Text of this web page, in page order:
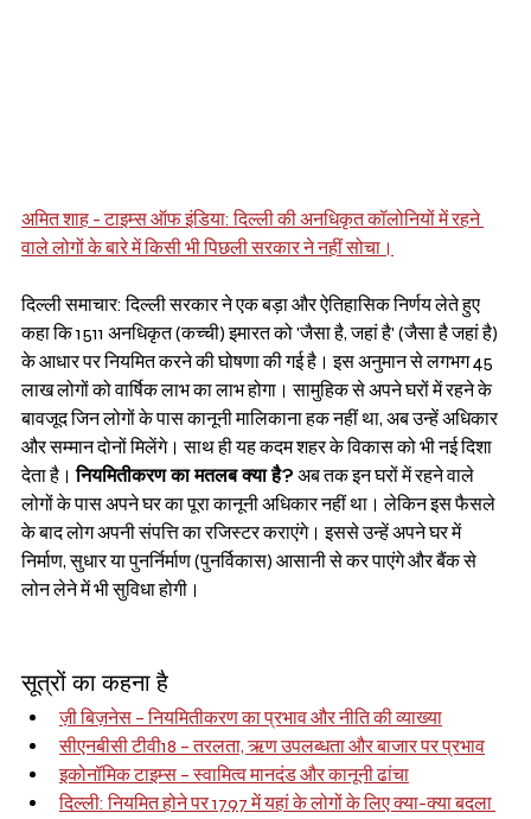
अमित शाह - टाइम्स ऑफ इंडिया: दिल्ली की अनधिकृत कॉलोनियों में रहने
वाले लोगों के बारे में किसी भी पिछली सरकार ने नहीं सोचा।
दिल्ली समाचार: दिल्ली सरकार ने एक बड़ा और ऐतिहासिक निर्णय लेते हुए
कहा कि 1511 अनधिकृत (कच्ची) इमारत को 'जैसा है, जहां है' (जैसा है जहां है)
के आधार पर नियमित करने की घोषणा की गई है। इस अनुमान से लगभग 45
लाख लोगों को वार्षिक लाभ का लाभ होगा। सामुहिक से अपने घरों में रहने के
बावजूद जिन लोगों के पास कानूनी मालिकाना हक नहीं था, अब उन्हें अधिकार
और सम्मान दोनों मिलेंगे। साथ ही यह कदम शहर के विकास को भी नई दिशा
देता है। नियमितीकरण का मतलब क्या है? अब तक इन घरों में रहने वाले
लोगों के पास अपने घर का पूरा कानूनी अधिकार नहीं था। लेकिन इस फैसले
के बाद लोग अपनी संपत्ति का रजिस्टर कराएंगे। इससे उन्हें अपने घर में
निर्माण, सुधार या पुनर्निर्माण (पुनर्विकास) आसानी से कर पाएंगे और बैंक से
लोन लेने में भी सुविधा होगी।
सूत्रों का कहना है
ज़ी बिज़नेस – नियमितीकरण का प्रभाव और नीति की व्याख्या
सीएनबीसी टीवी18 – तरलता, ऋण उपलब्धता और बाजार पर प्रभाव
इकोनॉमिक टाइम्स – स्वामित्व मानदंड और कानूनी ढांचा
दिल्ली: नियमित होने पर 1797 में यहां के लोगों के लिए क्या-क्या बदला